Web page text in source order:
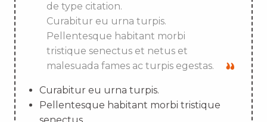
de type citation.
Curabitur eu urna turpis.
Pellentesque habitant morbi
tristique senectus et netus et
malesuada fames ac turpis egestas.
Curabitur eu urna turpis.
Pellentesque habitant morbi tristique